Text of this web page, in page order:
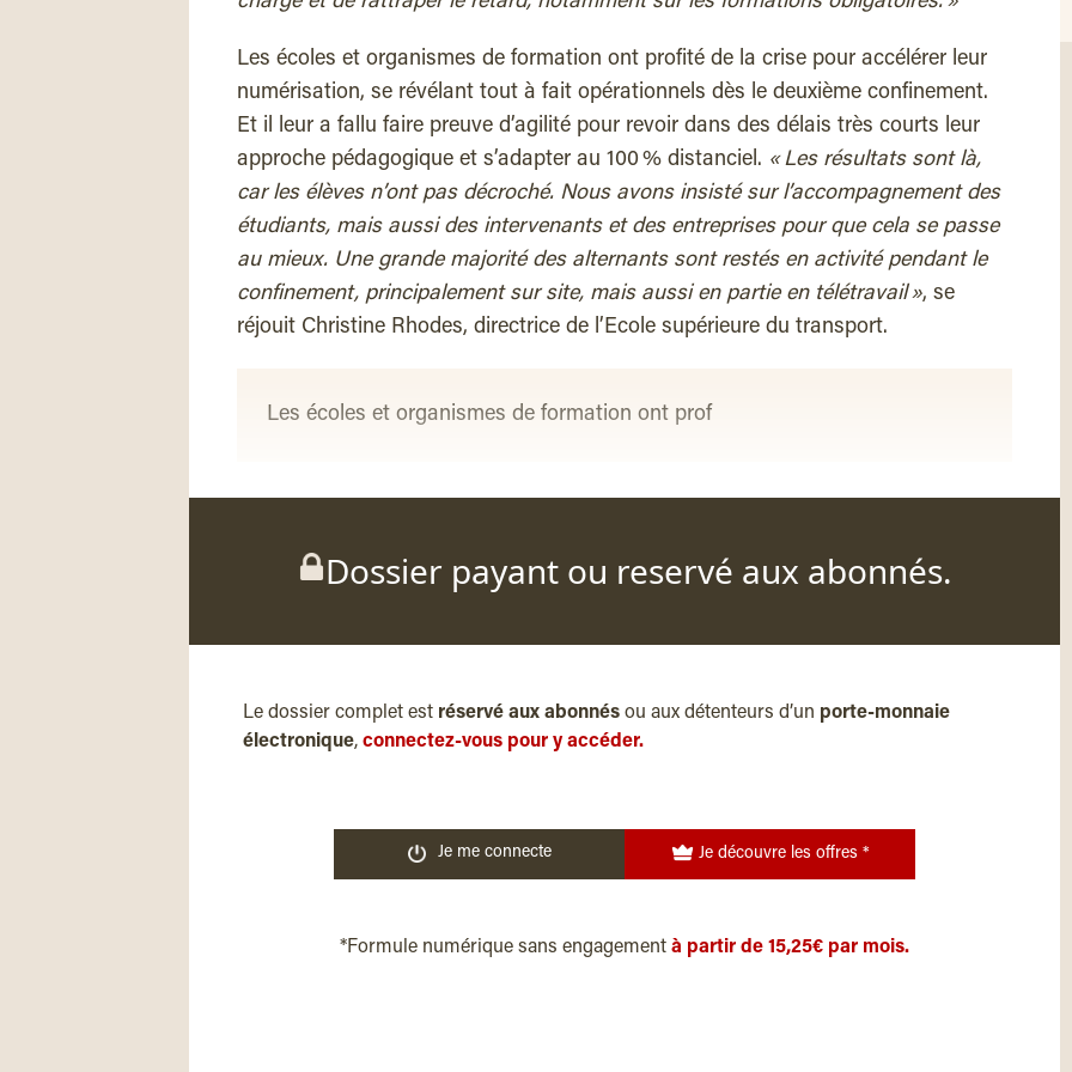
Les écoles et organismes de formation ont profité de la crise pour accélérer leur
numérisation, se révélant tout à fait opérationnels dès le deuxième confinement.
Et il leur a fallu faire preuve d’agilité pour revoir dans des délais très courts leur
approche pédagogique et s’adapter au 100 % distanciel. « Les résultats sont là,
car les élèves n’ont pas décroché. Nous avons insisté sur l’accompagnement des
étudiants, mais aussi des intervenants et des entreprises pour que cela se passe
au mieux. Une grande majorité des alternants sont restés en activité pendant le
confinement, principalement sur site, mais aussi en partie en télétravail », se
réjouit Christine Rhodes, directrice de l’Ecole supérieure du transport.
Les écoles et organismes de formation ont prof
Dossier payant ou reservé aux abonnés.
Le dossier complet est réservé aux abonnés ou aux détenteurs d’un porte-monnaie
électronique, connectez-vous pour y accéder.
Je me connecte Je découvre les offres *
*Formule numérique sans engagement à partir de 15,25€ par mois.